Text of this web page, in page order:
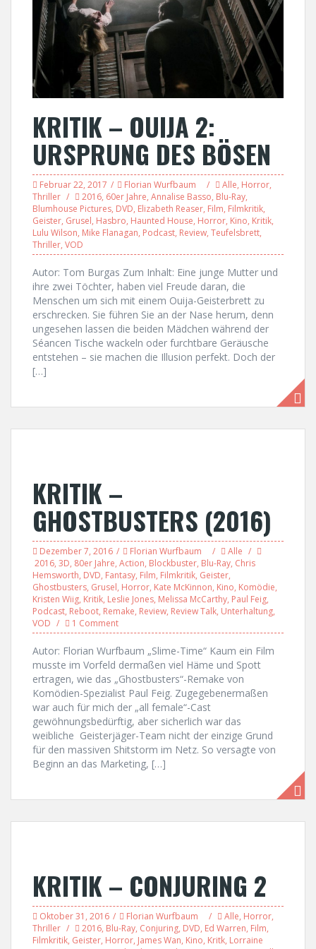
KRITIK – OUIJA 2:
URSPRUNG DES BÖSEN
Februar 22, 2017 Florian Wurfbaum Alle, Horror,
Thriller
2016, 60er Jahre, Annalise Basso, Blu-Ray,
Blumhouse Pictures, DVD, Elizabeth Reaser, Film, Filmkritik,
Geister, Grusel, Hasbro, Haunted House, Horror, Kino, Kritik,
Lulu Wilson, Mike Flanagan, Podcast, Review, Teufelsbrett,
Thriller, VOD
Autor: Tom Burgas Zum Inhalt: Eine junge Mutter und
ihre zwei Töchter, haben viel Freude daran, die
Menschen um sich mit einem Ouija-Geisterbrett zu
erschrecken. Sie führen Sie an der Nase herum, denn
ungesehen lassen die beiden Mädchen während der
Séancen Tische wackeln oder furchtbare Geräusche
entstehen – sie machen die Illusion perfekt. Doch der
[…]
KRITIK –
GHOSTBUSTERS (2016)
Dezember 7, 2016 Florian Wurfbaum
Alle
2016, 3D, 80er Jahre, Action, Blockbuster, Blu-Ray, Chris
Hemsworth, DVD, Fantasy, Film, Filmkritik, Geister,
Ghostbusters, Grusel, Horror, Kate McKinnon, Kino, Komödie,
Kristen Wiig, Kritik, Leslie Jones, Melissa McCarthy, Paul Feig,
Podcast, Reboot, Remake, Review, Review Talk, Unterhaltung,
VOD
1 Comment
Autor: Florian Wurfbaum „Slime-Time“ Kaum ein Film
musste im Vorfeld dermaßen viel Häme und Spott
ertragen, wie das „Ghostbusters“-Remake von
Komödien-Spezialist Paul Feig. Zugegebenermaßen
war auch für mich der „all female“-Cast
gewöhnungsbedürftig, aber sicherlich war das
weibliche Geisterjäger-Team nicht der einzige Grund
für den massiven Shitstorm im Netz. So versagte von
Beginn an das Marketing, […]
KRITIK – CONJURING 2
Oktober 31, 2016 Florian Wurfbaum Alle, Horror,
Thriller
2016, Blu-Ray, Conjuring, DVD, Ed Warren, Film,
Filmkritik, Geister, Horror, James Wan, Kino, Kritk, Lorraine